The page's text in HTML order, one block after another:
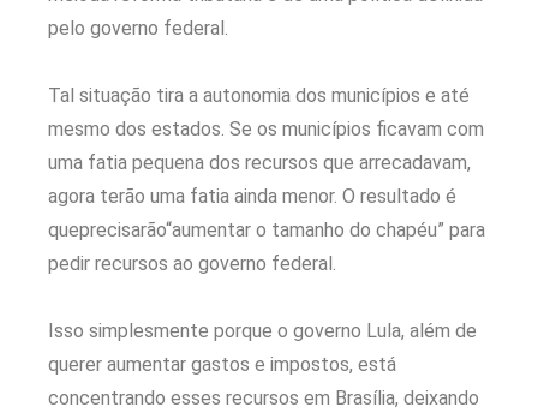
pelo governo federal.
Tal situação tira a autonomia dos municípios e até
mesmo dos estados. Se os municípios ficavam com
uma fatia pequena dos recursos que arrecadavam,
agora terão uma fatia ainda menor. O resultado é
queprecisarão“aumentar o tamanho do chapéu” para
pedir recursos ao governo federal.
Isso simplesmente porque o governo Lula, além de
querer aumentar gastos e impostos, está
concentrando esses recursos em Brasília, deixando